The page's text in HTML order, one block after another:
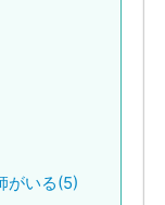
がいる(5)